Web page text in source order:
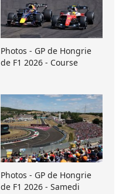
Photos - GP de Hongrie
de F1 2026 - Course
Photos - GP de Hongrie
de F1 2026 - Samedi